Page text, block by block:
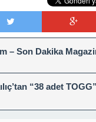
– Son Dakika
“38 adet